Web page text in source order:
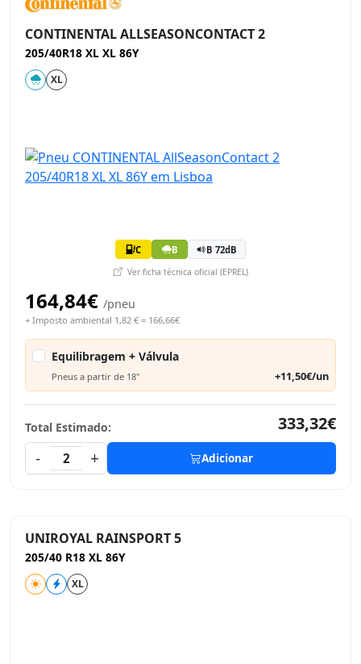
CONTINENTAL ALLSEASONCONTACT 2
205/40R18 XL XL 86Y
XL
C B B 72dB
Ver ficha técnica oficial (EPREL)
164,84€ /pneu
+ Imposto ambiental 1,82 € = 166,66€
Equilibragem + Válvula
Pneus a partir de 18" +11,50€/un
Total Estimado:
333,32€
-
2 + Adicionar
UNIROYAL RAINSPORT 5
205/40 R18 XL 86Y
XL